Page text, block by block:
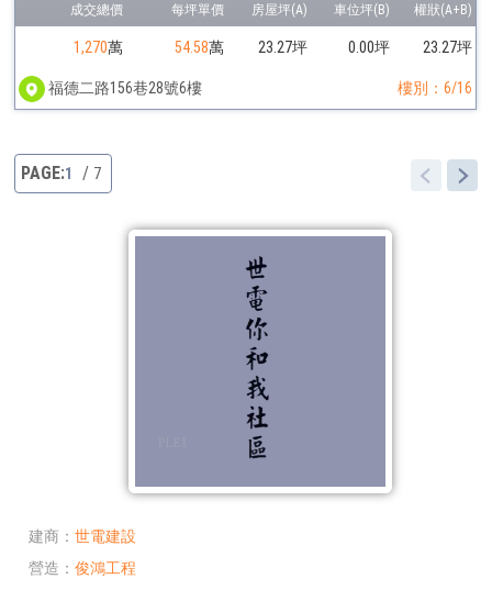
建商
世電建設
營造
俊鴻工程
1,270萬 54.58萬 23.27坪 0.00坪 23.27坪
福德二路156巷28號6樓 樓別：6/16
1 7